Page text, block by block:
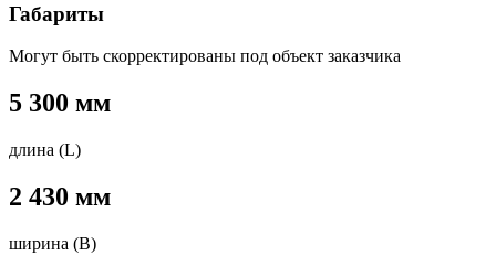
Габариты
Могут быть скорректированы под объект заказчика
5 300 мм
длина (L)
2 430 мм
ширина (B)